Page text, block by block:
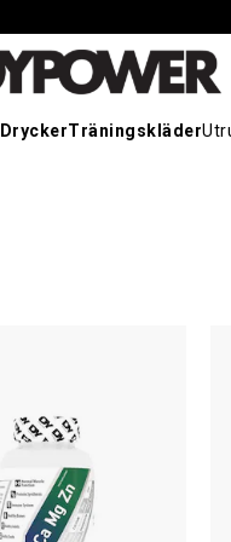
DryckerTräningskläder